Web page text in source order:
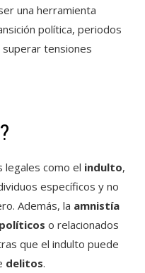
una herramienta
política, periodos
tensiones
como el indulto,
específicos y no
Además, la amnistía
o relacionados
que el indulto puede
delitos.